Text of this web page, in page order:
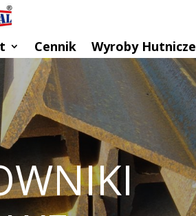
Cennik Wyroby Hutnicze